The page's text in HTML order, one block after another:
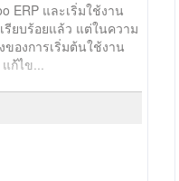
ERP และเริ่มใช้งาน
รียบร้อยแล้ว แต่ในความ
ของการเริ่มต้นใช้งาน
ก้ไข...